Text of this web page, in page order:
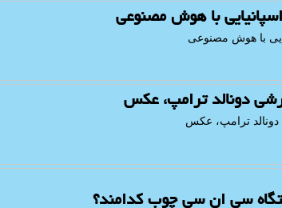
با هوش مصنوعی
با هوش مصنوعی
دونالد ترامپ، عکس
ترامپ، عکس
سی ان سی چوب کدامند؟